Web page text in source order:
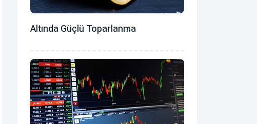
Altında Güçlü Toparlanma